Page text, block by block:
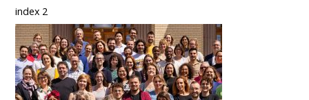
index 2